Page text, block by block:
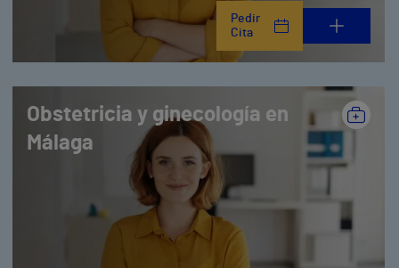
Pedir
Cita
Obstetricia y ginecología en
Málaga